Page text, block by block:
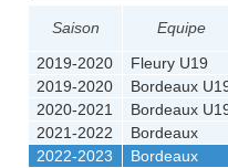
Saison Equipe
2019-2020
Fleury U19
2019-2020
Bordeaux
2020-2021
Bordeaux
2021-2022
Bordeaux
2022-2023
Bordeaux